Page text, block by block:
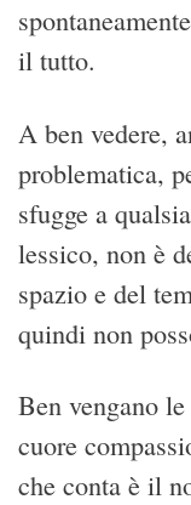
il tutto.
A ben vedere,
problematica,
sfugge a
lessico, non è
spazio e del
quindi non
Ben vengano
cuore
che conta è il